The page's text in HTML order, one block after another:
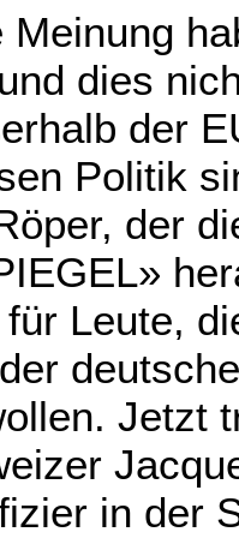
Meinung
dies
der
Politik
der
Leute,
Jetzt
in der